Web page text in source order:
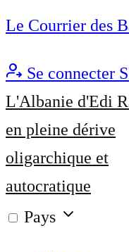
Le Courrier des
Se connecter
L'Albanie d'Edi
en pleine dérive
oligarchique et
autocratique
Pays